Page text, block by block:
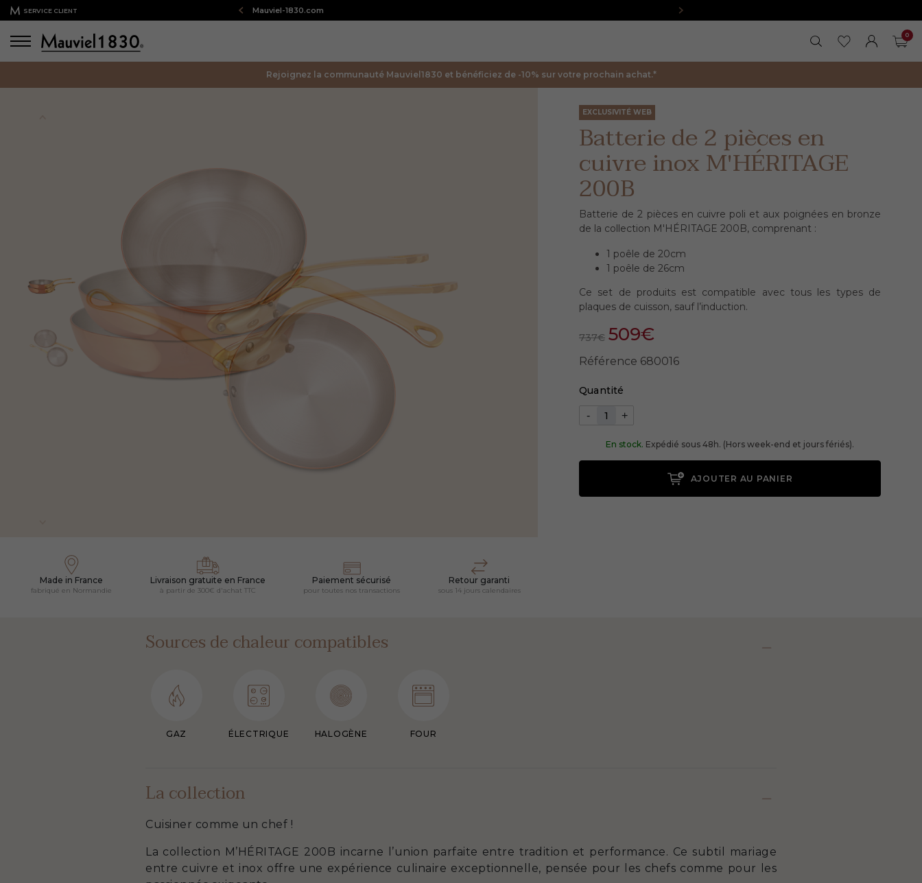
SERVICE CLIENT Bienvenue sur notre boutique en ligne : Mauviel-1830.com
FERMER LA
RECHERCHER
MES FAVORIS
MON
0
Rejoignez la communauté Mauviel1830 et bénéficiez de -10% sur votre prochain achat.*
Made in France
fabriqué en Normandie
Livraison gratuite en France
à partir de 300€ d'achat TTC
Paiement sécurisé
pour toutes nos transactions
Retour garanti
sous 14 jours calendaires
EXCLUSIVITÉ WEB
Batterie de 2 pièces en
cuivre inox M'HÉRITAGE
200B
Batterie de 2 pièces en cuivre poli et aux poignées en bronze
de la collection M'HÉRITAGE 200B, comprenant :
1 poêle de 20cm
1 poêle de 26cm
Ce set de produits est compatible avec tous les types de
plaques de cuisson, sauf l’induction.
737€ 509€
Référence 680016
Quantité
- +
En stock. Expédié sous 48h. (Hors week-end et jours fériés).
AJOUTER AU PANIER
Sources de chaleur compatibles
GAZ ÉLECTRIQUE HALOGÈNE FOUR
La collection
Cuisiner comme un chef !
La collection M’HÉRITAGE 200B incarne l’union parfaite entre tradition et performance. Ce subtil mariage
entre cuivre et inox offre une expérience culinaire exceptionnelle, pensée pour les chefs comme pour les